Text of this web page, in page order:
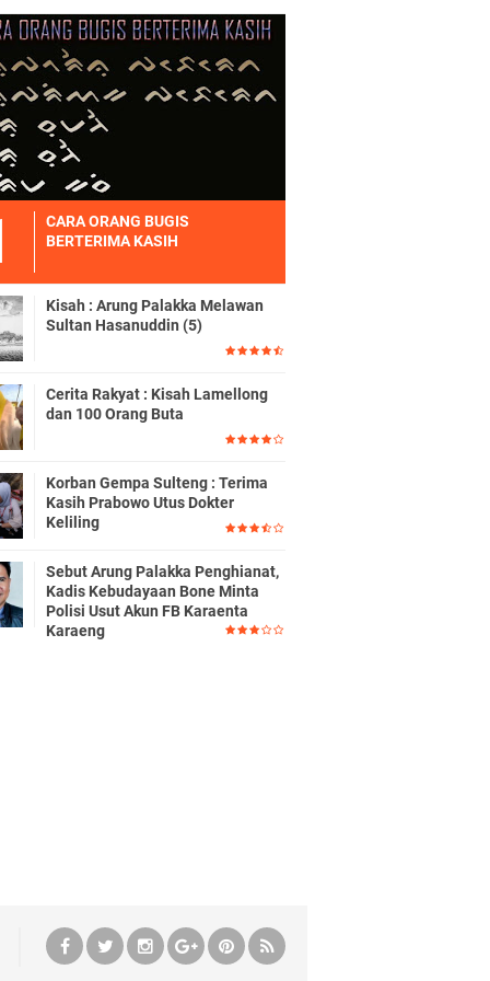
CARA ORANG BUGIS
BERTERIMA KASIH
Kisah : Arung Palakka Melawan
Sultan Hasanuddin (5)
Cerita Rakyat : Kisah Lamellong
dan 100 Orang Buta
Korban Gempa Sulteng : Terima
Kasih Prabowo Utus Dokter
Keliling
Sebut Arung Palakka Penghianat,
Kadis Kebudayaan Bone Minta
Polisi Usut Akun FB Karaenta
Karaeng